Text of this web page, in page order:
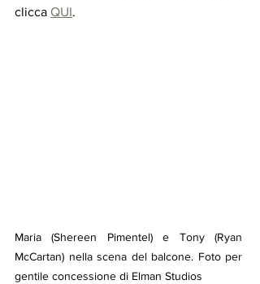
clicca QUI.
Maria (Shereen Pimentel) e Tony (Ryan
McCartan) nella scena del balcone. Foto per
gentile concessione di Elman Studios